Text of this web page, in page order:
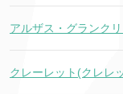
アルザス・グランク
クレーレット(クレレ